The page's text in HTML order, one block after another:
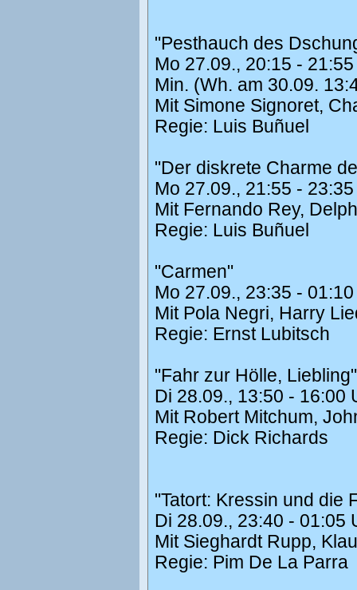
"Pesthauch des
Mo 27.09., 20:15 -
Min. (Wh. am 30.09.
Mit Simone Signoret,
Regie: Luis Buñuel
"Der diskrete Charme
Mo 27.09., 21:55 -
Mit Fernando Rey,
Regie: Luis Buñuel
"Carmen"
Mo 27.09., 23:35 -
Mit Pola Negri, Harry
Regie: Ernst Lubitsch
"Fahr zur Hölle, Liebling"
Di 28.09., 13:50 - 16:00
Mit Robert Mitchum,
Regie: Dick Richards
"Tatort: Kressin und die
Di 28.09., 23:40 - 01:05
Mit Sieghardt Rupp,
Regie: Pim De La Parra